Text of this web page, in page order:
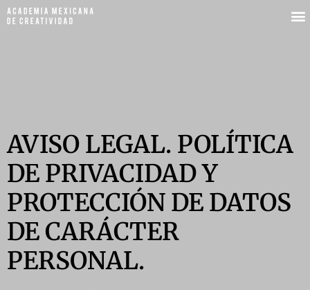
AVISO LEGAL. POLÍTICA
DE PRIVACIDAD Y
PROTECCIÓN DE DATOS
DE CARÁCTER
PERSONAL.